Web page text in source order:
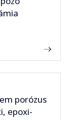
porózus
epoxi-